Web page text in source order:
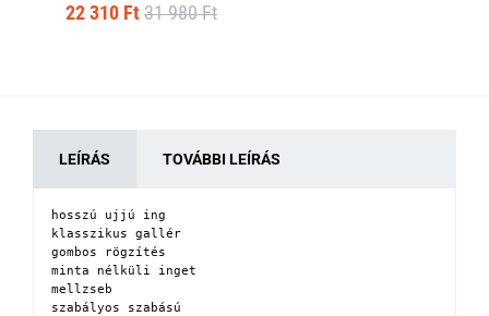
22 310 Ft 31 980 Ft
LEÍRÁS TOVÁBBI LEÍRÁS
hosszú ujjú ing
klasszikus gallér
gombos rögzítés
minta nélküli inget
mellzseb
szabályos szabású